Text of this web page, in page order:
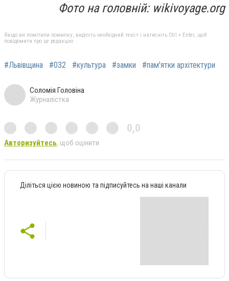
Фото на головній: wikivoyage.org
Якщо ви помітили помилку, виділіть необхідний текст і натисніть Ctrl + Enter, щоб
повідомити про це редакцію
#Львівщина #032 #культура #замки #пам'ятки архітектури
Соломія Головіна
Журналістка
0,0
Авторизуйтесь, щоб оцінити
Діліться цією новиною та підписуйтесь на наші канали